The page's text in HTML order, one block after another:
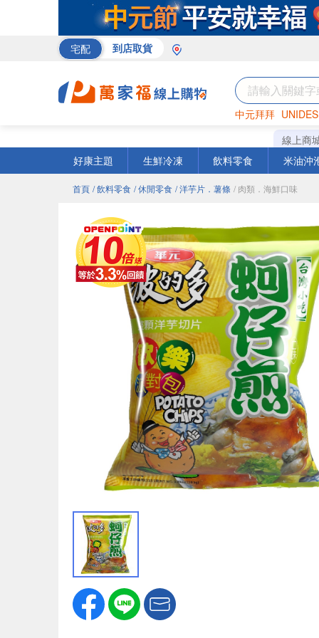
宅配 到店取貨
中元拜拜
罐頭 海苔
線上商
好康主題
生鮮冷凍 飲料零食 米油沖
首頁 / 飲料零食 / 休閒零食 / 洋芋片．薯條 / 肉類．海鮮口味